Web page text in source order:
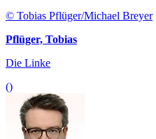
© Tobias Pflüger/Michael Breyer
Pflüger, Tobias
Die Linke
()